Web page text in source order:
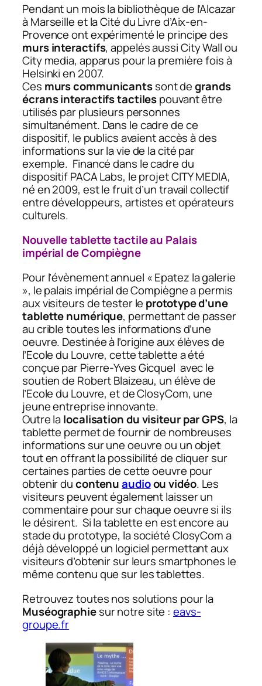
Pendant un mois labibliothèque de l’Alcazar
à Marseille etla Cité du Livred’Aix-en-
Provence ont expérimenté le principe des
murs interactifs, appelés aussi City Wall ou
City media, apparus pour la première fois à
Helsinki en 2007.
Ces murs communicantssont degrands
écrans interactifs tactilespouvant être
utilisés par plusieurs personnes
simultanément. Dans le cadre de ce
dispositif, le publics avaient accès à des
informations sur la vie de la cité par
exemple. Financé dans le cadre du
dispositif PACA Labs, le projet CITY MEDIA,
né en 2009, est le fruit d’un travail collectif
entre développeurs, artistes et opérateurs
culturels.
Nouvelle tablette tactile au Palais
impérial de Compiègne
Pour l’évènement annuel « Epatez la galerie
», le palais impérial de Compiègne a permis
aux visiteurs de tester le prototype d’une
tablette numérique, permettant de passer
au crible toutes les informations d’une
oeuvre. Destinée à l’origine aux élèves de
l’Ecole du Louvre, cette tablette a été
conçue par Pierre-Yves Gicquel avec le
soutien de Robert Blaizeau, un élève de
l’Ecole du Louvre, et de ClosyCom, une
jeune entreprise innovante.
Outre lalocalisation du visiteur par GPS, la
tablette permet de fournir de nombreuses
informations sur une oeuvre ou un objet
tout en offrant la possibilité de cliquer sur
certaines parties de cette oeuvre pour
obtenir ducontenuaudioou vidéo. Les
visiteurs peuvent également laisser un
commentaire pour sur chaque oeuvre si ils
le désirent. Si la tablette en est encore au
stade du prototype, la société ClosyCom a
déjà développé un logiciel permettant aux
visiteurs d’obtenir sur leurs smartphones le
même contenu que sur les tablettes.
Retrouvez toutes nos solutions pour la
Muséographiesur notre site :eavs-
groupe.fr